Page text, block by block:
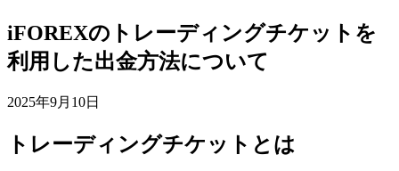
iFOREXのトレーディングチケットを
利用した出金方法について
2025年9月10日
トレーディングチケットとは